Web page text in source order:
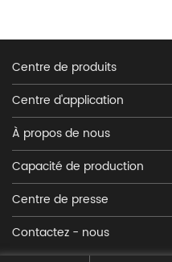
Centre de produits
Centre d'application
À propos de nous
Capacité de production
Centre de presse
Contactez - nous